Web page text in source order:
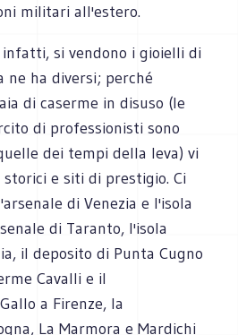
militari all'estero.
si vendono i gioielli di
ne ha diversi; perché
di caserme in disuso (le
di professionisti sono
dei tempi della leva) vi
storici e siti di prestigio. Ci
di Venezia e l'isola
di Taranto, l'isola
il deposito di Punta Cugno
Cavalli e il
a Firenze, la
La Marmora e Mardichi